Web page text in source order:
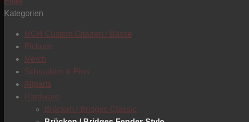
Kategorien
MGH Custom Gitarren / Bässe
Pickups
Merch
Schrauben & Pins
Allparts
Hardware
Brücken / Bridges Classic